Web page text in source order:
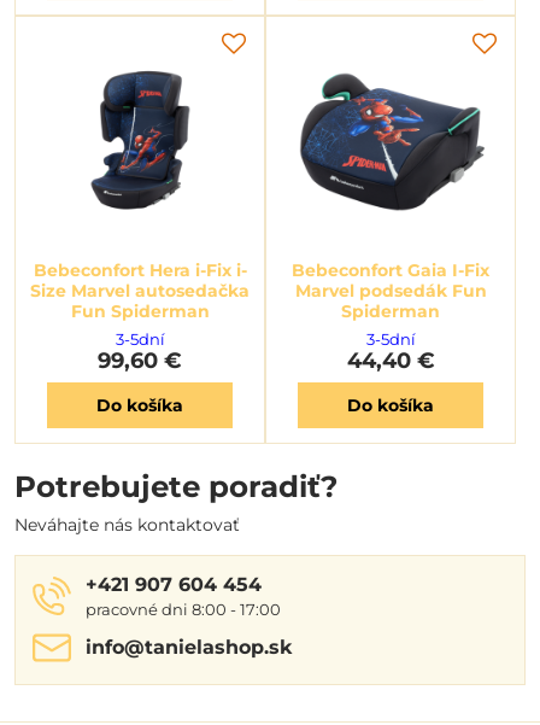
Bebeconfort Hera i-Fix i-
Size Marvel autosedačka
Fun Spiderman
3-5dní
99,60 €
Do košíka
Bebeconfort Gaia I-Fix
Marvel podsedák Fun
Spiderman
3-5dní
44,40 €
Do košíka
Potrebujete poradiť?
Neváhajte nás kontaktovať
+421 907 604 454
pracovné dni 8:00 - 17:00
info​@tanielashop​.sk